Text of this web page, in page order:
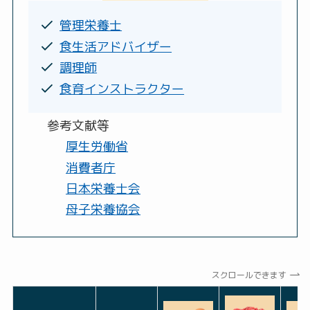
管理栄養士
食生活アドバイザー
調理師
食育インストラクター
参考文献等
厚生労働省
消費者庁
日本栄養士会
母子栄養協会
スクロールできます